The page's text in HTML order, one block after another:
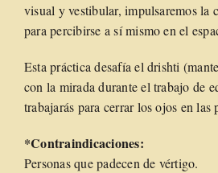
visual y vestibular, impulsaremos la
para percibirse a sí mismo en el
Esta práctica desafía el drishti
con la mirada durante el trabajo de
trabajarás para cerrar los ojos en
*Contraindicaciones:
Personas que padecen de vértigo.